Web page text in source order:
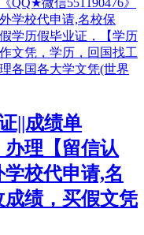
||成绩单
办理【留信认
校代申请,名
绩，买假文凭